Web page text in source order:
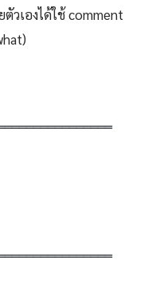
วเองได้ใช้ comment